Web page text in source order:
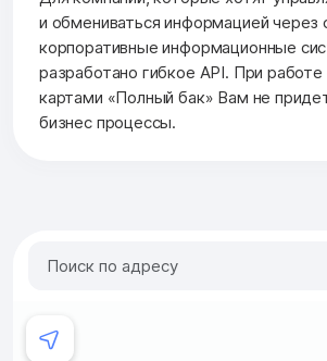
и обмениваться информацией через
корпоративные информационные
разработано гибкое API. При
картами «Полный бак» Вам не
бизнес процессы.